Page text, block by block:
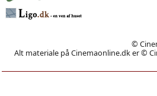
©
Alt materiale på Cinemaonline.dk er ©